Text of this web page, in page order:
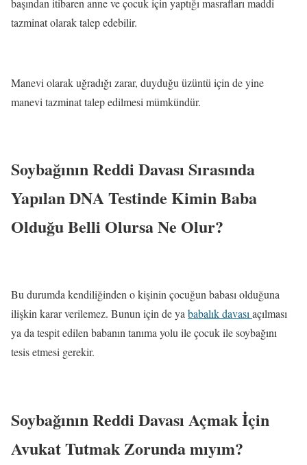
tazminat olarak talep edebilir.
Manevi olarak uğradığı zarar, duyduğu üzüntü için de yine
manevi tazminat talep edilmesi mümkündür.
Soybağının Reddi Davası Sırasında
Yapılan DNA Testinde Kimin Baba
Olduğu Belli Olursa Ne Olur?
Bu durumda kendiliğinden o kişinin çocuğun babası olduğuna
ilişkin karar verilemez. Bunun için de yababalık davasıaçılması
ya da tespit edilen babanın tanıma yolu ile çocuk ile soybağını
tesis etmesi gerekir.
Soybağının Reddi Davası Açmak İçin
Avukat Tutmak Zorunda mıyım?